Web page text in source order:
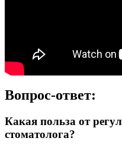
Вопрос-ответ:
Какая польза от
стоматолога?